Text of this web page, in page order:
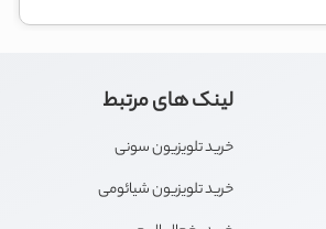
لینک های مرتبط
خرید تلویزیون سونی
خرید تلویزیون شیائومی